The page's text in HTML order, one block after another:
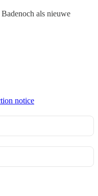
als nieuwe
notice